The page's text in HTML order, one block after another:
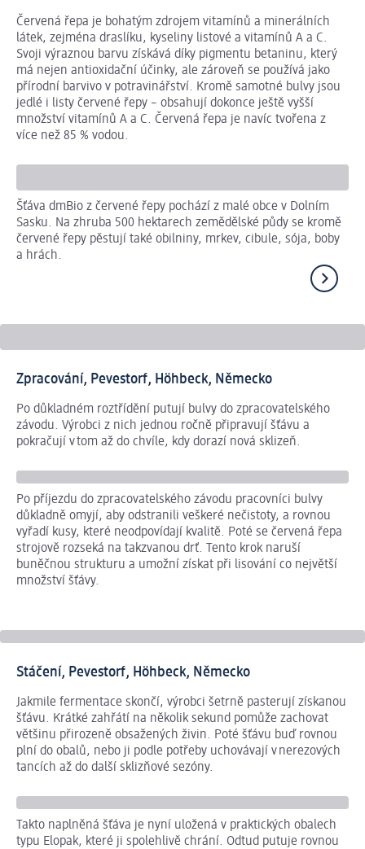
Červená řepa je bohatým zdrojem vitamínů a minerálních
látek, zejména draslíku, kyseliny listové a vitamínů A a C.
Svoji výraznou barvu získává díky pigmentu betaninu, který
má nejen antioxidační účinky, ale zároveň se používá jako
přírodní barvivo v potravinářství. Kromě samotné bulvy jsou
jedlé i listy červené řepy – obsahují dokonce ještě vyšší
množství vitamínů A a C. Červená řepa je navíc tvořena z
více než 85 % vodou.
Šťáva dmBio z červené řepy pochází z malé obce v Dolním
Sasku. Na zhruba 500 hektarech zemědělské půdy se kromě
červené řepy pěstují také obilniny, mrkev, cibule, sója, boby
a hrách.
Zpracování, Pevestorf, Höhbeck, Německo
Po důkladném roztřídění putují bulvy do zpracovatelského
závodu. Výrobci z nich jednou ročně připravují šťávu a
pokračují v tom až do chvíle, kdy dorazí nová sklizeň.
Po příjezdu do zpracovatelského závodu pracovníci bulvy
důkladně omyjí, aby odstranili veškeré nečistoty, a rovnou
vyřadí kusy, které neodpovídají kvalitě. Poté se červená řepa
strojově rozseká na takzvanou drť. Tento krok naruší
buněčnou strukturu a umožní získat při lisování co největší
množství šťávy.
Stáčení, Pevestorf, Höhbeck, Německo
Jakmile fermentace skončí, výrobci šetrně pasterují získanou
šťávu. Krátké zahřátí na několik sekund pomůže zachovat
většinu přirozeně obsažených živin. Poté šťávu buď rovnou
plní do obalů, nebo ji podle potřeby uchovávají v nerezových
tancích až do další sklizňové sezóny.
Takto naplněná šťáva je nyní uložená v praktických obalech
typu Elopak, které ji spolehlivě chrání. Odtud putuje rovnou